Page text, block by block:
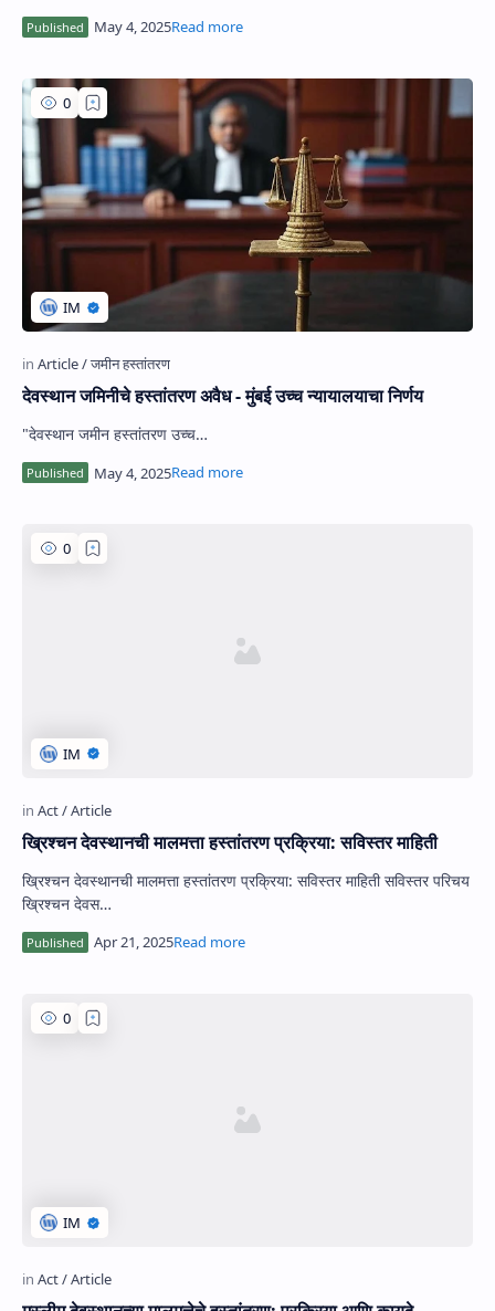
देवस्थान जमिनीचे हस्तांतरण अवैध - मुंबई उच्च न्यायालयाचा निर्णय
"देवस्थान जमीन हस्तांतरण उच्च…
ख्रिश्चन देवस्थानची मालमत्ता हस्तांतरण प्रक्रिया: सविस्तर माहिती
ख्रिश्चन देवस्थानची मालमत्ता हस्तांतरण प्रक्रिया: सविस्तर माहिती सविस्तर परिचय
ख्रिश्चन देवस…